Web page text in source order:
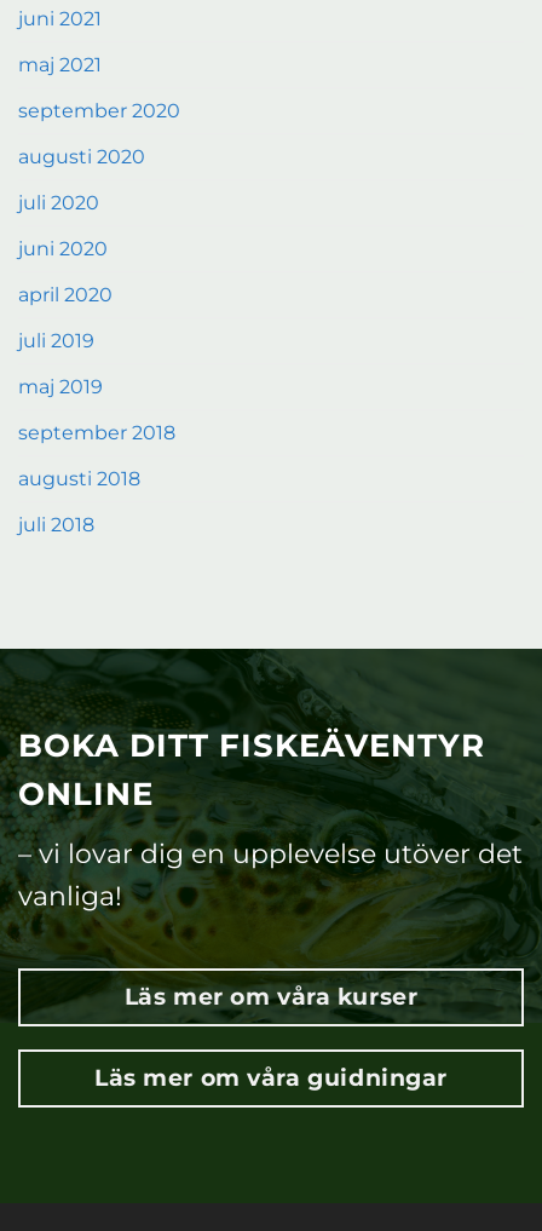
juni 2021
maj 2021
september 2020
augusti 2020
juli 2020
juni 2020
april 2020
juli 2019
maj 2019
september 2018
augusti 2018
juli 2018
BOKA DITT FISKEÄVENTYR
ONLINE
– vi lovar dig en upplevelse utöver det
vanliga!
Läs mer om våra kurser
Läs mer om våra guidningar